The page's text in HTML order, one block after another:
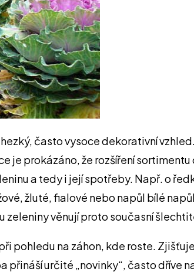
často vysoce dekorativní vzhled.
prokázáno, že rozšíření
a tedy i její spotřeby. Např. o
žluté, fialové nebo napůl bílé
zeleniny věnují proto současní
pohledu na záhon, kde roste.
určité „novinky“, často dříve